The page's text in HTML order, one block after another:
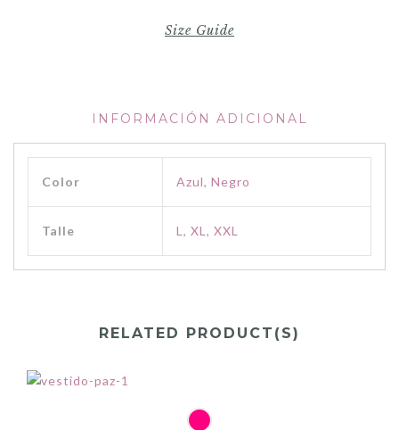
Size Guide
INFORMACIÓN ADICIONAL
Color Azul, Negro
Talle L, XL, XXL
RELATED PRODUCT(S)